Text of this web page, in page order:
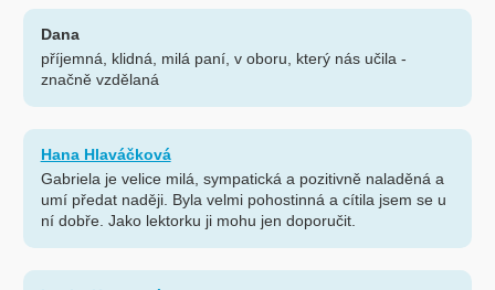
Dana
příjemná, klidná, milá paní, v oboru, který nás učila -
značně vzdělaná
Hana Hlaváčková
Gabriela je velice milá, sympatická a pozitivně naladěná a
umí předat naději. Byla velmi pohostinná a cítila jsem se u
ní dobře. Jako lektorku ji mohu jen doporučit.